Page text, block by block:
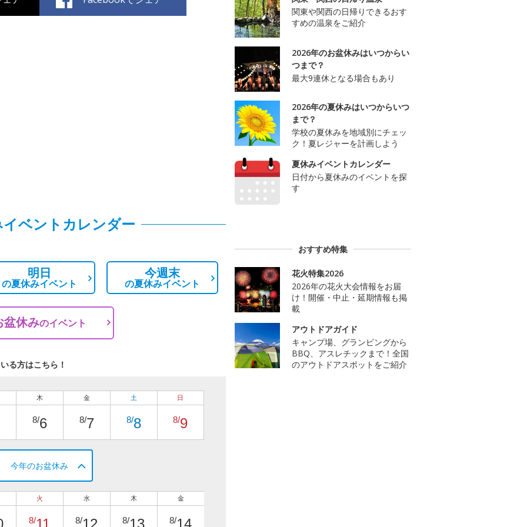
ベントカレンダー
明日
の夏休みイベント
今週末
の夏休みイベント
盆休みのイベント
る方はこちら！
木
8/6
金
8/7
土
8/8
日
8/9
今年のお盆休み
火
8/
水
8/
木
8/
金
8/
関東や関西の日帰りできるおす
すめの温泉をご紹介
2026年のお盆休みはいつからい
つまで？
最大9連休となる場合もあり
2026年の夏休みはいつからいつ
まで？
学校の夏休みを地域別にチェッ
ク！夏レジャーを計画しよう
夏休みイベントカレンダー
日付から夏休みのイベントを探
す
おすすめ特集
花火特集2026
2026年の花火大会情報をお届
け！開催・中止・延期情報も掲
載
アウトドアガイド
キャンプ場、グランピングから
BBQ、アスレチックまで！全国
のアウトドアスポットをご紹介